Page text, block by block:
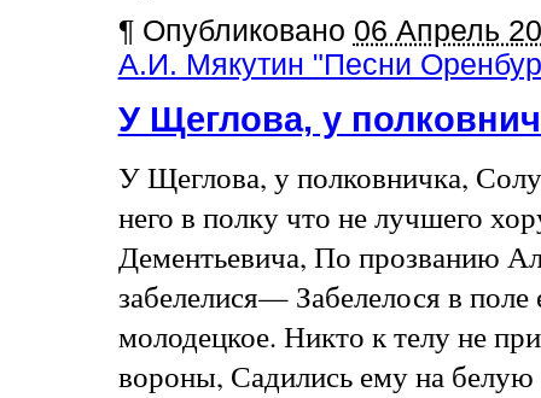
¶ Опубликовано 06 Апрель
А.И. Мякутин "Песни
У Щеглова, у
У Щеглова, у полковничка,
него в полку что не лучшего
Дементьевича, По прозванию
забелелися— Забелелося в поле
молодецкое. Никто к телу не
вороны, Садились ему на белую